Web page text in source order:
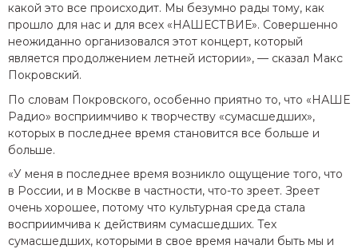
какой это все происходит. Мы безумно рады тому, как
прошло для нас и для всех «НАШЕСТВИЕ». Совершенно
неожиданно организовался этот концерт, который
является продолжением летней истории», — сказал Макс
Покровский.
По словам Покровского, особенно приятно то, что «НАШЕ
Радио» восприимчиво к творчеству «сумасшедших»,
которых в последнее время становится все больше и
больше.
«У меня в последнее время возникло ощущение того, что
в России, и в Москве в частности, что-то зреет. Зреет
очень хорошее, потому что культурная среда стала
восприимчива к действиям сумасшедших. Тех
сумасшедших, которыми в свое время начали быть мы и